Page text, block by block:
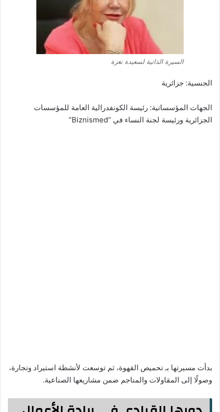
السيرة الذاتية لسعيدة نغزة
الجنسية: جزائرية
الجهات المؤسساتية: رئيسة الكونفدرالية العامة للمؤسسات
الجزائرية ورئيسة لجنة النساء في “Biznismed”
بدأت مسيرتها بـ تحميص القهوة، ثم توسعت لأنشطة استيراد وتجارة،
وصولًا إلى المقاولات والمناجم ضمن مشاريعها الصناعية.